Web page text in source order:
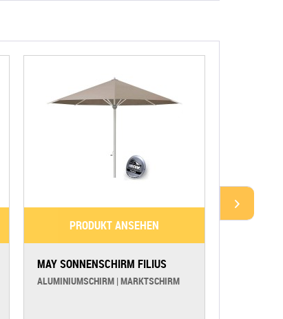
PRODUKT ANSEHEN
MAY SONNENSCHIRM FILIUS
ALUMINIUMSCHIRM | MARKTSCHIRM